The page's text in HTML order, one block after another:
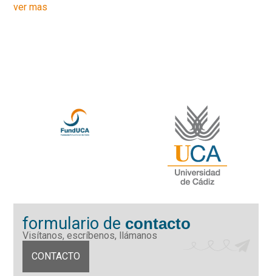
ver mas
formulario de contacto
Visítanos, escríbenos, llámanos
CONTACTO